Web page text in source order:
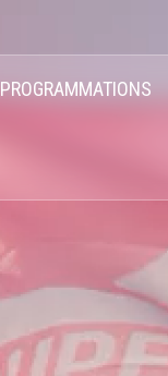
PROGRAMMATIONS